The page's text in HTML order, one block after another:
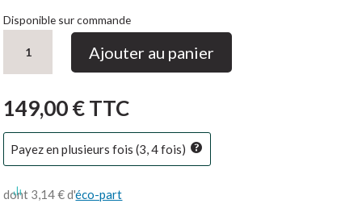
Disponible sur commande
Armoire
à
chaussures
Mexico
Ajouter au panier
149,00€TTC
Payez en plusieurs fois (3, 4 fois)
dont 3,14 € d'éco-part